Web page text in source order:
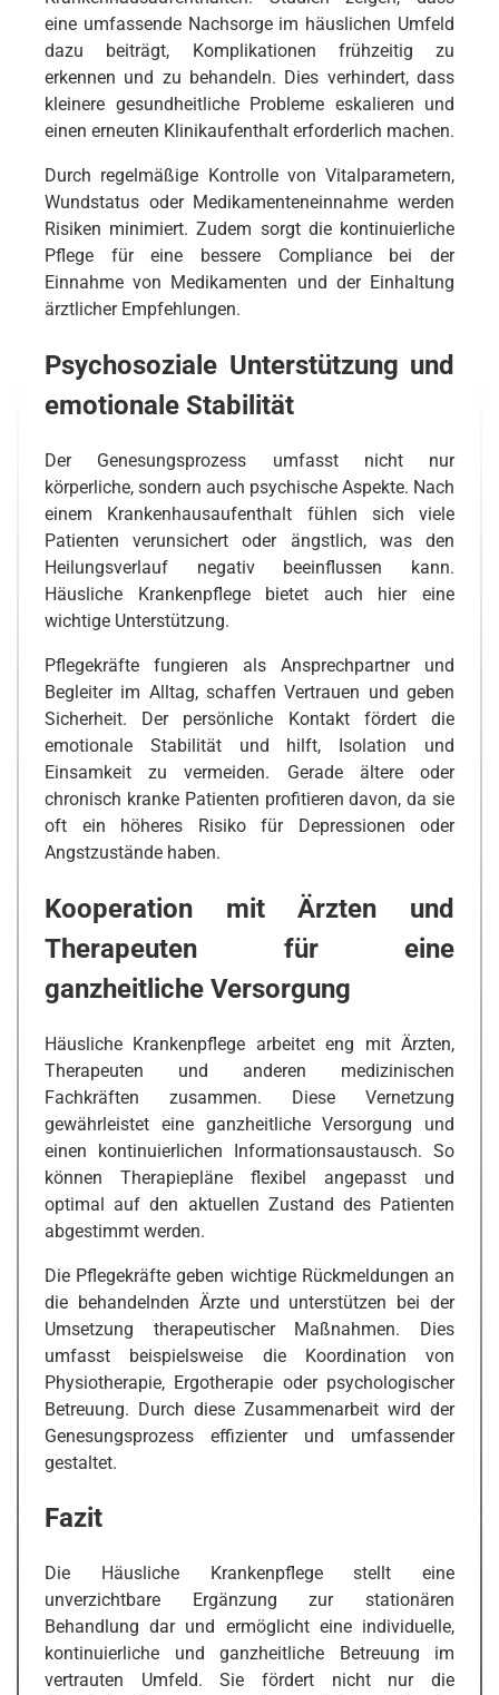
eine umfassende Nachsorge im häuslichen Umfeld
dazu beiträgt, Komplikationen frühzeitig zu
erkennen und zu behandeln. Dies verhindert, dass
kleinere gesundheitliche Probleme eskalieren und
einen erneuten Klinikaufenthalt erforderlich machen.
Durch regelmäßige Kontrolle von Vitalparametern,
Wundstatus oder Medikamenteneinnahme werden
Risiken minimiert. Zudem sorgt die kontinuierliche
Pflege für eine bessere Compliance bei der
Einnahme von Medikamenten und der Einhaltung
ärztlicher Empfehlungen.
Psychosoziale Unterstützung und
emotionale Stabilität
Der Genesungsprozess umfasst nicht nur
körperliche, sondern auch psychische Aspekte. Nach
einem Krankenhausaufenthalt fühlen sich viele
Patienten verunsichert oder ängstlich, was den
Heilungsverlauf negativ beeinflussen kann.
Häusliche Krankenpflege bietet auch hier eine
wichtige Unterstützung.
Pflegekräfte fungieren als Ansprechpartner und
Begleiter im Alltag, schaffen Vertrauen und geben
Sicherheit. Der persönliche Kontakt fördert die
emotionale Stabilität und hilft, Isolation und
Einsamkeit zu vermeiden. Gerade ältere oder
chronisch kranke Patienten profitieren davon, da sie
oft ein höheres Risiko für Depressionen oder
Angstzustände haben.
Kooperation mit Ärzten und
Therapeuten für eine
ganzheitliche Versorgung
Häusliche Krankenpflege arbeitet eng mit Ärzten,
Therapeuten und anderen medizinischen
Fachkräften zusammen. Diese Vernetzung
gewährleistet eine ganzheitliche Versorgung und
einen kontinuierlichen Informationsaustausch. So
können Therapiepläne flexibel angepasst und
optimal auf den aktuellen Zustand des Patienten
abgestimmt werden.
Die Pflegekräfte geben wichtige Rückmeldungen an
die behandelnden Ärzte und unterstützen bei der
Umsetzung therapeutischer Maßnahmen. Dies
umfasst beispielsweise die Koordination von
Physiotherapie, Ergotherapie oder psychologischer
Betreuung. Durch diese Zusammenarbeit wird der
Genesungsprozess effizienter und umfassender
gestaltet.
Fazit
Die Häusliche Krankenpflege stellt eine
unverzichtbare Ergänzung zur stationären
Behandlung dar und ermöglicht eine individuelle,
kontinuierliche und ganzheitliche Betreuung im
vertrauten Umfeld. Sie fördert nicht nur die